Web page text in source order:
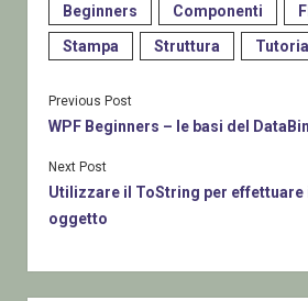
Beginners Componenti
Stampa
Struttura Tutorial
Previous Post
WPF Beginners – le basi del
Next Post
Utilizzare il ToString per effettuare
oggetto